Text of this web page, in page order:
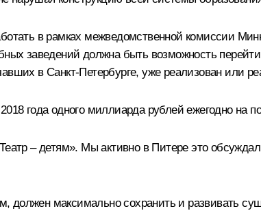
в рамках межведомственной комиссии
заведений должна быть возможность
в Санкт-Петербурге, уже реализован или
года одного миллиарда рублей ежегодно на
– детям». Мы активно в Питере это
должен максимально сохранить и развивать